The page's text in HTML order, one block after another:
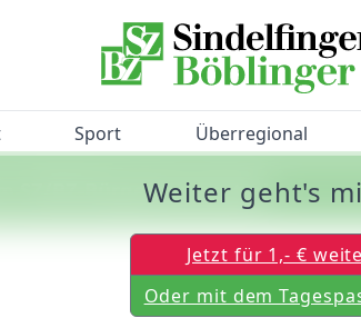
Sport Überregional
SZ/BZ-Bürgerbarometer!
Weiter geht's
Jetzt für 1,- €
Oder mit dem